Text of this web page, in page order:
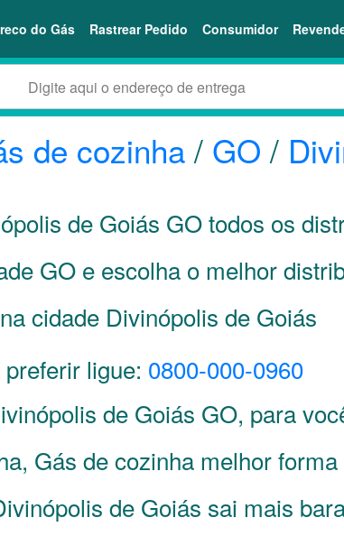
do Gás Rastrear Pedido Consumidor
de cozinha/ GO /
de Goiás GOtodos os
GO e escolha o melhor
cidade Divinópolis de Goiás
preferir ligue: 0800-000-0960
de Goiás GO, para
Gás de cozinha melhor
de Goiás sai mais